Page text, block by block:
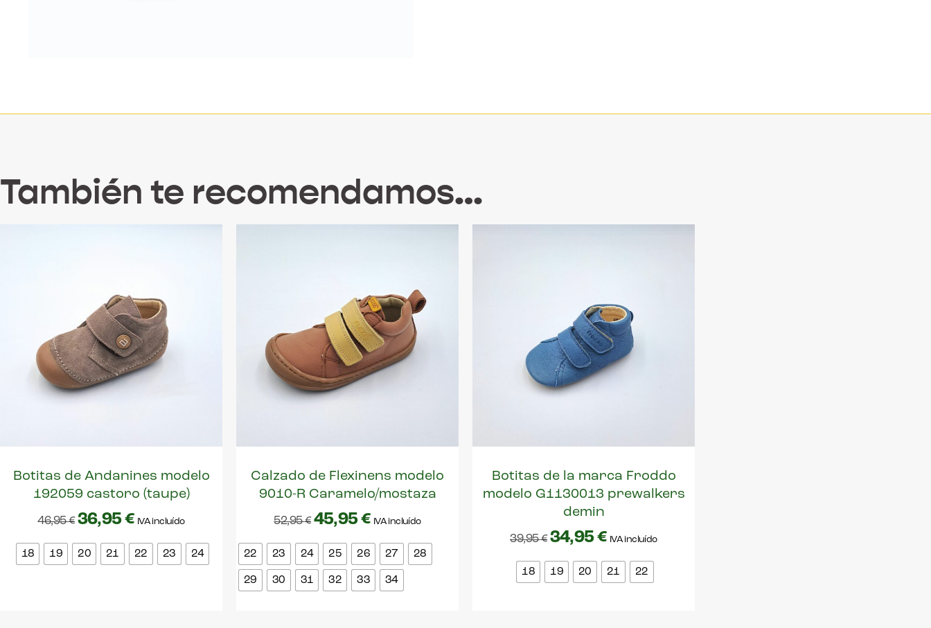
También te recomendamos…
Botitas de Andanines modelo
192059 castoro (taupe)
46,95€ 36,95€ IVA incluído
18 19 20 21 22 23 24
Calzado de Flexinens modelo
9010-R Caramelo/mostaza
52,95€ 45,95€ IVA incluído
22 23 24 25 26 27 28
29 30 31 32 33 34
Botitas de la marca Froddo
modelo G1130013 prewalkers
demin
39,95€ 34,95€ IVA incluído
18 19 20 21 22